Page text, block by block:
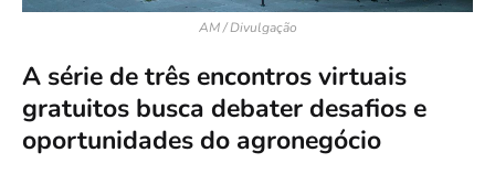
AM / Divulgação
A série de três encontros virtuais
gratuitos busca debater desafios e
oportunidades do agronegócio